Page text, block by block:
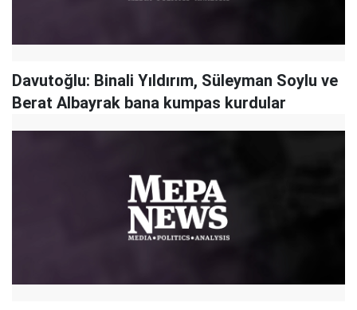
Davutoğlu: Binali Yıldırım, Süleyman Soylu ve
Berat Albayrak bana kumpas kurdular